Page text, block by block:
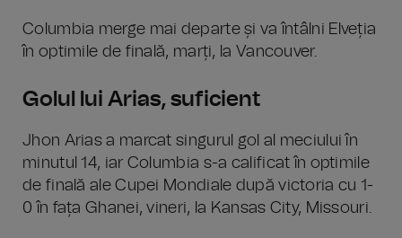
Columbia merge mai departe și va întâlni Elveția
în optimile de finală, marți, la Vancouver.
Golul lui Arias, suficient
Jhon Arias a marcat singurul gol al meciului în
minutul 14, iar Columbia s-a calificat în optimile
de finală ale Cupei Mondiale după victoria cu 1-
0 în fața Ghanei, vineri, la Kansas City, Missouri.